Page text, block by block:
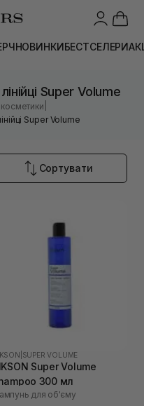
НОВИНКИБЕСТСЕЛЕРИ
Super Volume
косметики
Super Volume
Сортувати
SUPER VOLUME
Super Volume
300 мл
для об'єму